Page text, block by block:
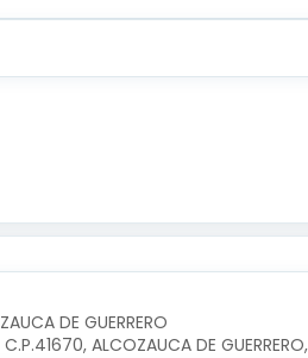
DE GUERRERO
C.P.41670, ALCOZAUCA DE